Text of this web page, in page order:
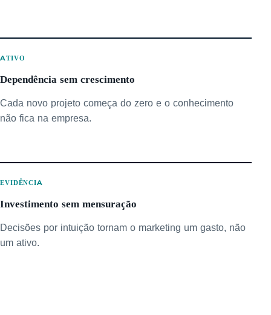
ATIVO
Dependência sem crescimento
Cada novo projeto começa do zero e o conhecimento
não fica na empresa.
EVIDÊNCIA
Investimento sem mensuração
Decisões por intuição tornam o marketing um gasto, não
um ativo.